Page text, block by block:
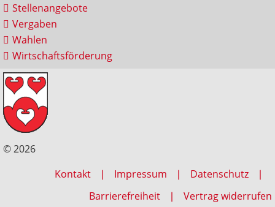
Stellenangebote
Vergaben
Wahlen
Wirtschaftsförderung
© 2026
Kontakt
Impressum
Datenschutz
Barrierefreiheit
Vertrag widerrufen